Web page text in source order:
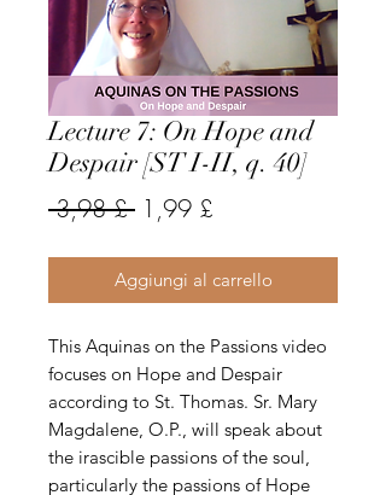
Lecture 7: On Hope and
Despair [ST I-II, q. 40]
3,98 £ Prezzo
1,99 £
Aggiungi al carrello
This Aquinas on the Passions video
focuses on Hope and Despair
according to St. Thomas. Sr. Mary
Magdalene, O.P., will speak about
the irascible passions of the soul,
particularly the passions of Hope